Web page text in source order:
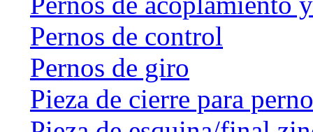
Pernos de control
Pernos de giro
Pieza de cierre para